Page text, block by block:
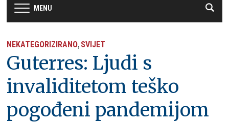
MENU
NEKATEGORIZIRANO, SVIJET
Guterres: Ljudi s
invaliditetom teško
pogođeni pandemijom